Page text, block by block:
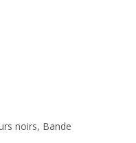
noirs, Bande